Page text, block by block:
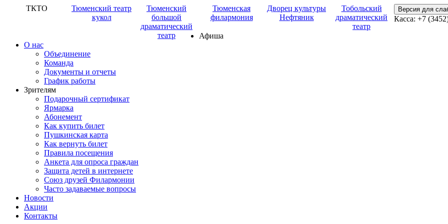
ТКТО
Тюменский театр
кукол
Тюменский
большой
драматический
театр
Тюменская
филармония
Дворец культуры
Нефтяник
Тобольский
драматический
театр
Версия для
Касса: +7
Афиша
О нас
Объединение
Команда
Документы и отчеты
График работы
Зрителям
Подарочный сертификат
Ярмарка
Абонемент
Как купить билет
Пушкинская карта
Как вернуть билет
Правила посещения
Анкета для опроса граждан
Защита детей в интернете
Союз друзей Филармонии
Часто задаваемые вопросы
Новости
Акции
Контакты